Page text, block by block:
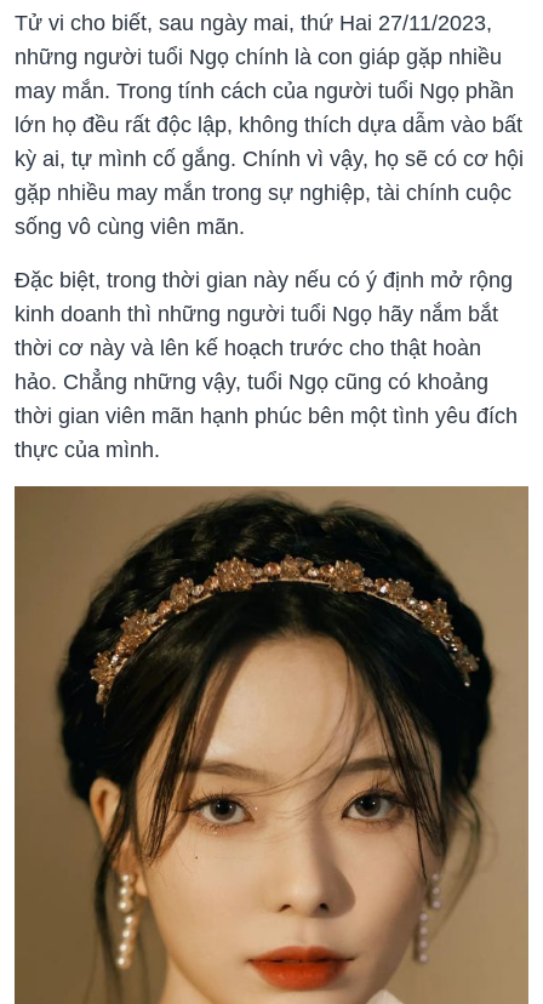
Tử vi cho biết, sau ngày mai, thứ Hai 27/11/2023,
những người tuổi Ngọ chính là con giáp gặp nhiều
may mắn. Trong tính cách của người tuổi Ngọ phần
lớn họ đều rất độc lập, không thích dựa dẫm vào bất
kỳ ai, tự mình cố gắng. Chính vì vậy, họ sẽ có cơ hội
gặp nhiều may mắn trong sự nghiệp, tài chính cuộc
sống vô cùng viên mãn.
Đặc biệt, trong thời gian này nếu có ý định mở rộng
kinh doanh thì những người tuổi Ngọ hãy nắm bắt
thời cơ này và lên kế hoạch trước cho thật hoàn
hảo. Chẳng những vậy, tuổi Ngọ cũng có khoảng
thời gian viên mãn hạnh phúc bên một tình yêu đích
thực của mình.